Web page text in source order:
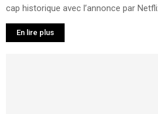
cap historique avec l’annonce par
En lire plus